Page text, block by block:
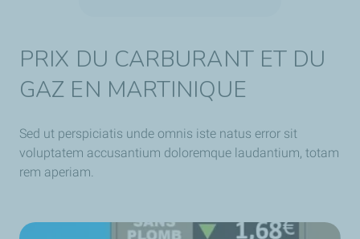
PRIX DU CARBURANT ET DU
GAZ EN MARTINIQUE
Sed ut perspiciatis unde omnis iste natus error sit
voluptatem accusantium doloremque laudantium, totam
rem aperiam.